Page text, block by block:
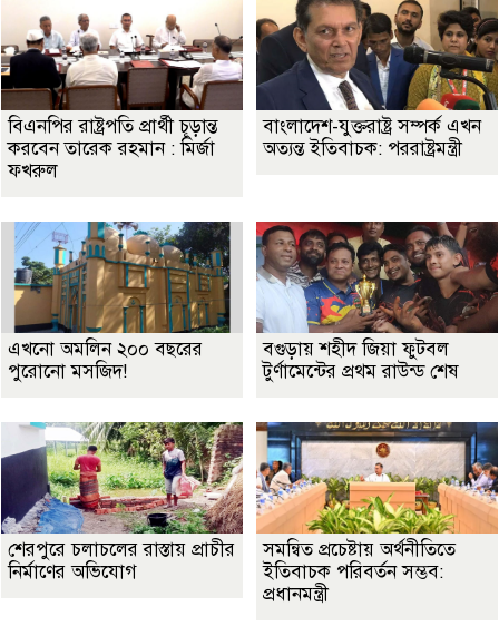
বিএনপির রাষ্ট্রপতি প্রার্থী চূড়ান্ত
করবেন তারেক রহমান : মির্জা
ফখরুল
বাংলাদেশ-যুক্তরাষ্ট্র সম্পর্ক এখন
অত্যন্ত ইতিবাচক: পররাষ্ট্রমন্ত্রী
এখনো অমলিন ২০০ বছরের
পুরোনো মসজিদ!
বগুড়ায় শহীদ জিয়া ফুটবল
টুর্ণামেন্টের প্রথম রাউন্ড শেষ
শেরপুরে চলাচলের রাস্তায় প্রাচীর
নির্মাণের অভিযোগ
সমন্বিত প্রচেষ্টায় অর্থনীতিতে
ইতিবাচক পরিবর্তন সম্ভব:
প্রধানমন্ত্রী